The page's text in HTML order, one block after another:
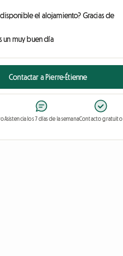
Contactar a Pierre-Étienne
Asistencia los 7 días de la semanaContacto gratuito